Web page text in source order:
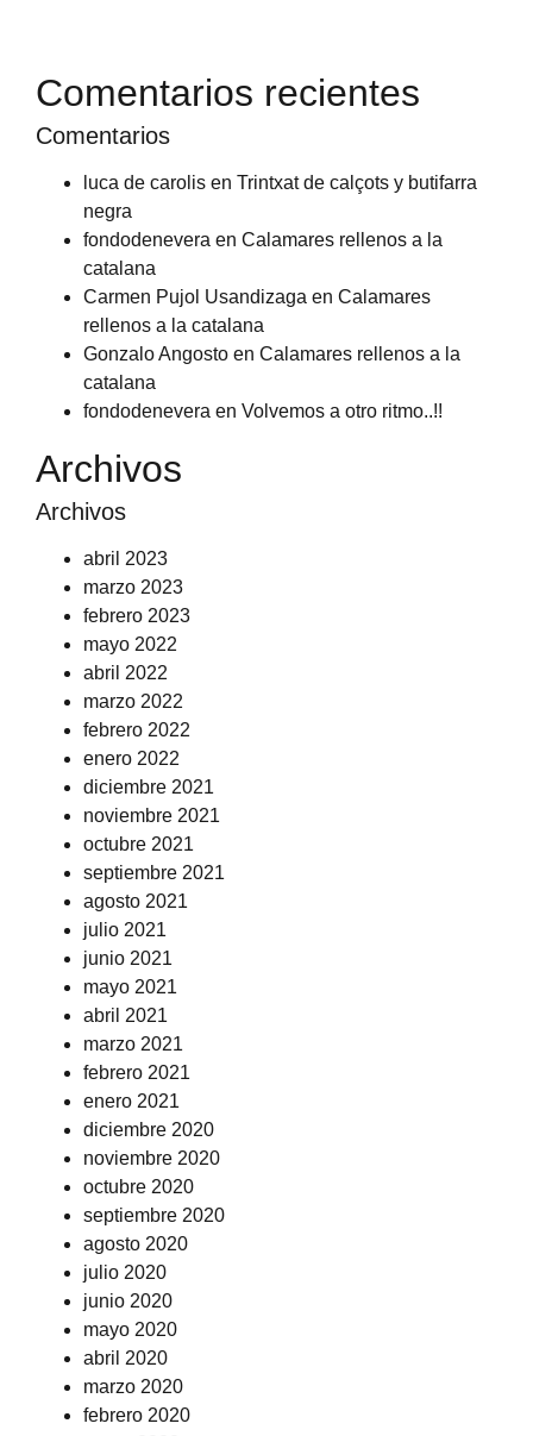
Comentarios recientes
Comentarios
luca de carolis en Trintxat de calçots y butifarra
negra
fondodenevera en Calamares rellenos a la
catalana
Carmen Pujol Usandizaga en Calamares
rellenos a la catalana
Gonzalo Angosto en Calamares rellenos a la
catalana
fondodenevera en Volvemos a otro ritmo..!!
Archivos
Archivos
abril 2023
marzo 2023
febrero 2023
mayo 2022
abril 2022
marzo 2022
febrero 2022
enero 2022
diciembre 2021
noviembre 2021
octubre 2021
septiembre 2021
agosto 2021
julio 2021
junio 2021
mayo 2021
abril 2021
marzo 2021
febrero 2021
enero 2021
diciembre 2020
noviembre 2020
octubre 2020
septiembre 2020
agosto 2020
julio 2020
junio 2020
mayo 2020
abril 2020
marzo 2020
febrero 2020